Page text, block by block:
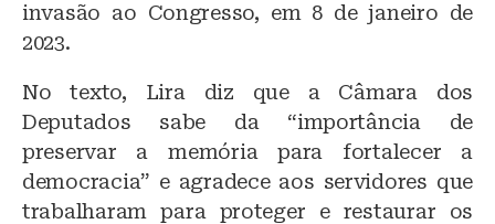
invasão ao Congresso, em 8 de janeiro de
2023.
No texto, Lira diz que a Câmara dos
Deputados sabe da “importância de
preservar a memória para fortalecer a
democracia” e agradece aos servidores que
trabalharam para proteger e restaurar os